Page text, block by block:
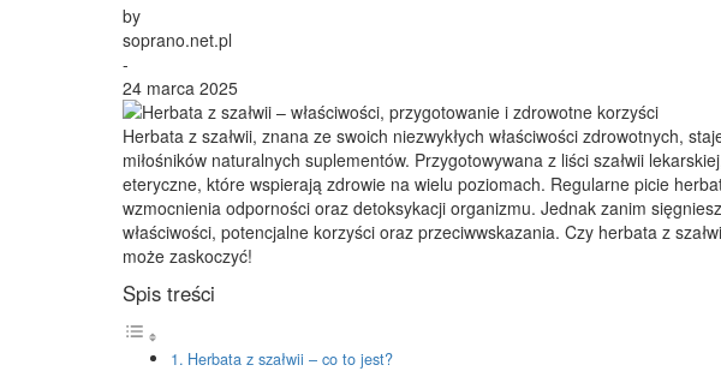
by
soprano.net.pl
-
24 marca 2025
Herbata z szałwii, znana ze swoich niezwykłych właściwości zdrowotnych,
miłośników naturalnych suplementów. Przygotowywana z liści szałwii
eteryczne, które wspierają zdrowie na wielu poziomach. Regularne picie
wzmocnienia odporności oraz detoksykacji organizmu. Jednak zanim
właściwości, potencjalne korzyści oraz przeciwwskazania. Czy herbata z
może zaskoczyć!
Spis treści
Herbata z szałwii – co to jest?